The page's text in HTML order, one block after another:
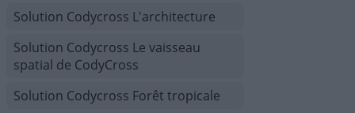
Solution Codycross L'architecture
Solution Codycross Le vaisseau
spatial de CodyCross
Solution Codycross Forêt tropicale